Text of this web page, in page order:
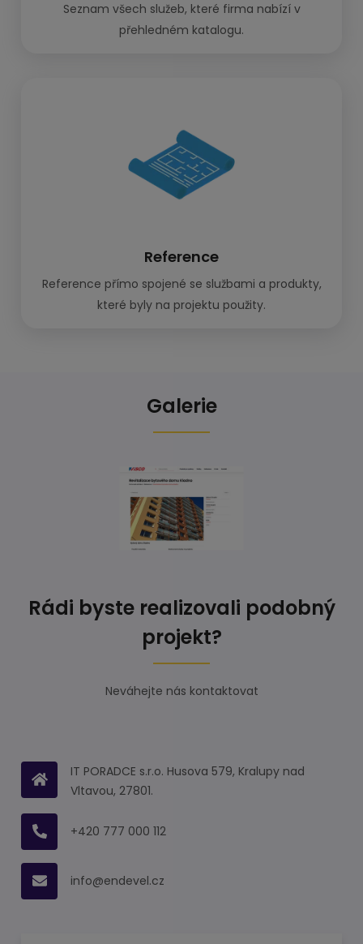
Seznam všech služeb, které firma nabízí v
přehledném katalogu.
Reference
Reference přímo spojené se službami a produkty,
které byly na projektu použity.
Galerie
Rádi byste realizovali podobný
projekt?
Neváhejte nás kontaktovat
IT PORADCE s.r.o. Husova 579, Kralupy nad
Vltavou, 27801.
+420 777 000 112
info@endevel.cz